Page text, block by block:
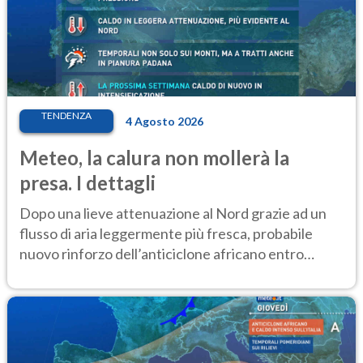
TENDENZA 4 Agosto 2026
Meteo, la calura non mollerà la
presa. I dettagli
Dopo una lieve attenuazione al Nord grazie ad un
flusso di aria leggermente più fresca, probabile
nuovo rinforzo dell’anticiclone africano entro